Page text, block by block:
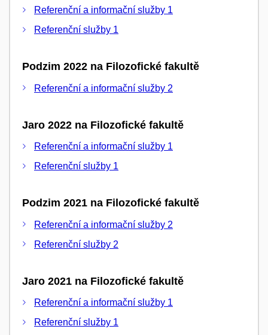
Referenční a informační služby 1
Referenční služby 1
Podzim 2022 na Filozofické fakultě
Referenční a informační služby 2
Jaro 2022 na Filozofické fakultě
Referenční a informační služby 1
Referenční služby 1
Podzim 2021 na Filozofické fakultě
Referenční a informační služby 2
Referenční služby 2
Jaro 2021 na Filozofické fakultě
Referenční a informační služby 1
Referenční služby 1